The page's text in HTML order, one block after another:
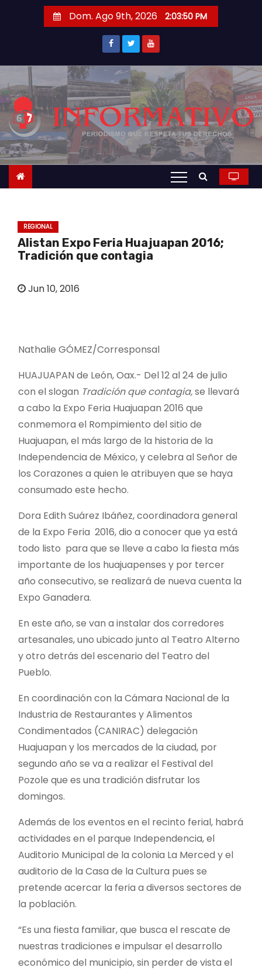
r
a
c
o
t
Dom. Ago 9th, 2026 2:03:51 PM
REGIONAL
Alistan Expo Feria Huajuapan 2016;
Tradición que contagia
Jun 10, 2016
Nathalie GÓMEZ/Corresponsal
HUAJUAPAN de León, Oax.- Del 12 al 24 de julio
con el slogan Tradición que contagia,se llevará
a cabo la Expo Feria Huajuapan 2016 que
conmemora el Rompimiento del sitio de
Huajuapan, el más largo de la historia de la
Independencia de México, y celebra al Señor de
los Corazones a quien le atribuyen que se haya
consumado este hecho.
Dora Edith Suárez Ibáñez, coordinadora general
de la Expo Feria 2016, dio a conocer que ya está
todo listo para que se lleve a cabo la fiesta más
importante de los huajuapenses y por tercer
año consecutivo, se realizará de nueva cuenta la
Expo Ganadera.
En este año, se van a instalar dos corredores
artesanales, uno ubicado junto al Teatro Alterno
y otro detrás del escenario del Teatro del
Pueblo.
En coordinación con la Cámara Nacional de la
Industria de Restaurantes y Alimentos
Condimentados (CANIRAC) delegación
Huajuapan y los mercados de la ciudad, por
segundo año se va a realizar el Festival del
Pozole que es una tradición disfrutar los
domingos.
Además de los eventos en el recinto ferial, habrá
actividades en el parque Independencia, el
Auditorio Municipal de la colonia La Merced y el
auditorio de la Casa de la Cultura pues se
pretende acercar la feria a diversos sectores de
la población.
“Es una fiesta familiar, que busca el rescate de
nuestras tradiciones e impulsar el desarrollo
económico del municipio, sin perder de vista el